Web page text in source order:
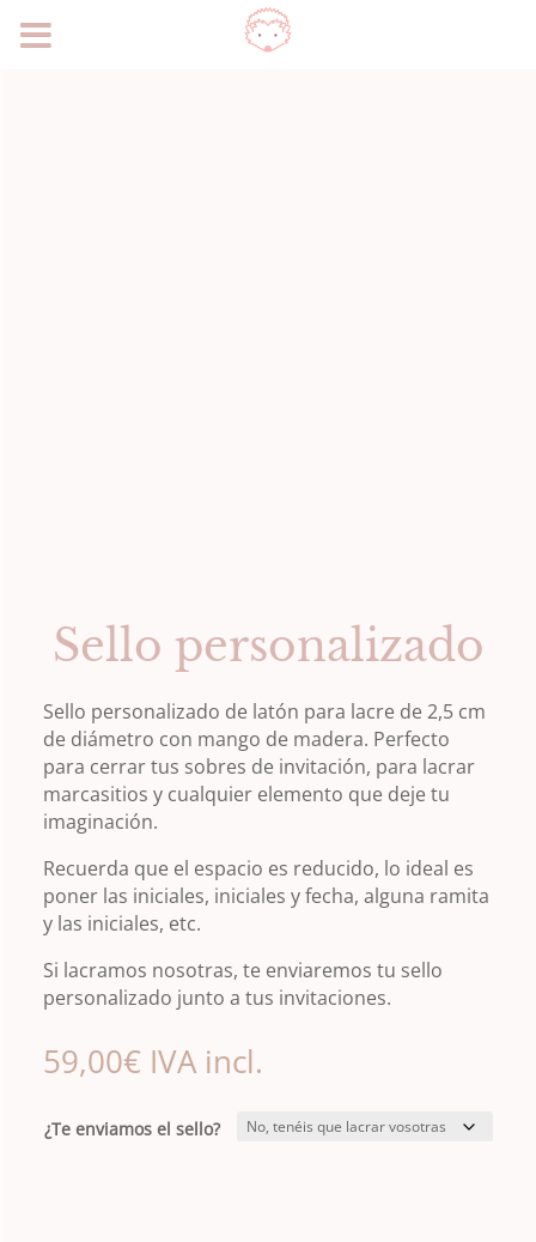
Sello personalizado
Sello personalizado de latón para lacre de 2,5 cm
de diámetro con mango de madera. Perfecto
para cerrar tus sobres de invitación, para lacrar
marcasitios y cualquier elemento que deje tu
imaginación.
Recuerda que el espacio es reducido, lo ideal es
poner las iniciales, iniciales y fecha, alguna ramita
y las iniciales, etc.
Si lacramos nosotras, te enviaremos tu sello
personalizado junto a tus invitaciones.
59,00€ IVA incl.
¿Te enviamos el sello?